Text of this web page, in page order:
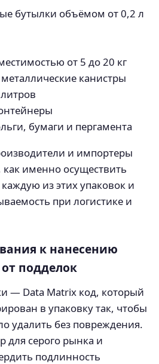
бутылки объёмом от 0,2 л
от 5 до 20 кг
канистры
бумаги и пергамента
и импортеры
именно осуществить
из этих упаковок и
при логистике и
к нанесению
подделок
— Data Matrix код, который
в упаковку так, чтобы
удалить без повреждения.
для серого рынка и
подлинность